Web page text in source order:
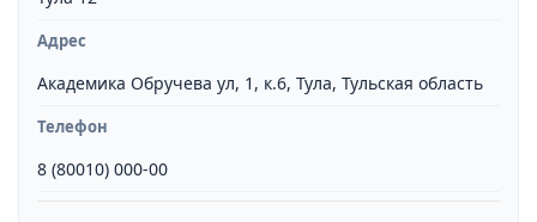
Адрес
Академика Обручева ул, 1, к.6, Тула, Тульская область
Телефон
8 (80010) 000-00